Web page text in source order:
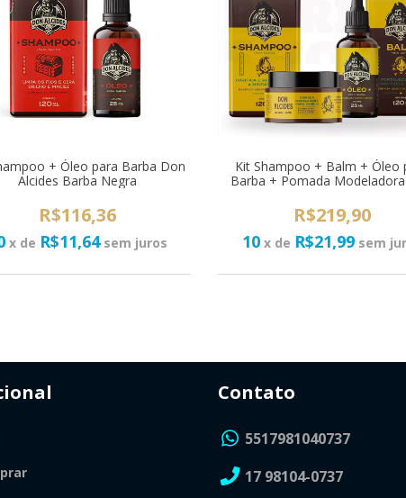
+ Óleo para Barba Don
Alcides Barba Negra
R$116,36
x de R$11,64 sem juros
Kit Shampoo + Balm + Óleo
Barba + Pomada
R$219,90
10 x de R$21,99 sem
Contato
5517981040737
17 98104-0737